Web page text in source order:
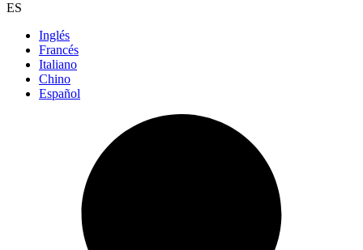
ES
Inglés
Francés
Italiano
Chino
Español